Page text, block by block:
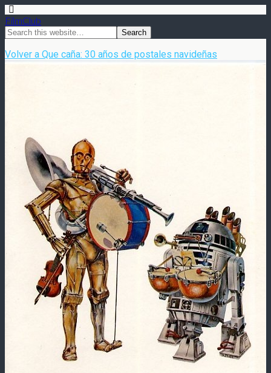
FilmClub
Volver a Que caña: 30 años de postales navideñas